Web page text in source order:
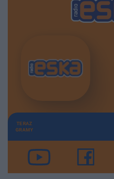
TERAZ
GRAMY